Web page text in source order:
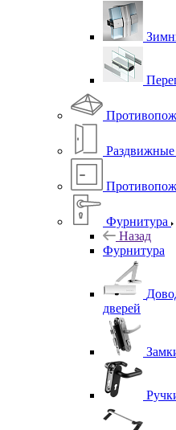
Фурнитура
Назад
Фурнитура
дверей